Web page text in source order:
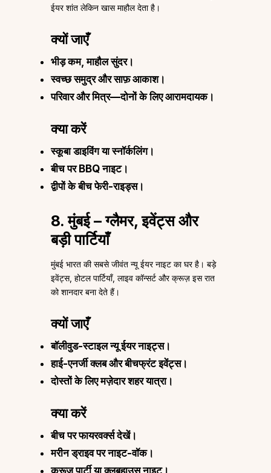
ईयर शांत लेकिन खास माहौल देता है।
क्यों जाएँ
भीड़ कम, माहौल सुंदर।
स्वच्छ समुद्र और साफ़ आकाश।
परिवार और मित्र—दोनों के लिए आरामदायक।
क्या करें
स्कूबा डाइविंग या स्नॉर्कलिंग।
बीच पर BBQ नाइट।
द्वीपों के बीच फेरी-राइड्स।
8. मुंबई – ग्लैमर, इवेंट्स और
बड़ी पार्टियाँ
मुंबई भारत की सबसे जीवंत न्यू ईयर नाइट का घर है। बड़े
इवेंट्स, होटल पार्टियाँ, लाइव कॉन्सर्ट और क्रूज़ इस रात
को शानदार बना देते हैं।
क्यों जाएँ
बॉलीवुड-स्टाइल न्यू ईयर नाइट्स।
हाई-एनर्जी क्लब और बीचफ्रंट इवेंट्स।
दोस्तों के लिए मज़ेदार शहर यात्रा।
क्या करें
बीच पर फायरवर्क्स देखें।
मरीन ड्राइव पर नाइट-वॉक।